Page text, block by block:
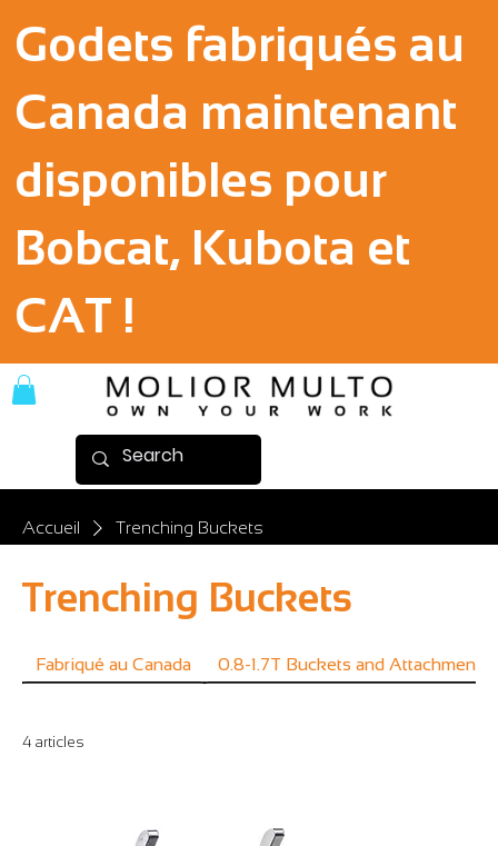
Godets fabriqués au
Canada maintenant
disponibles pour
Bobcat, Kubota et
CAT !
Accueil Trenching Buckets
Trenching Buckets
Fabriqué au Canada 0.8-1.7T Buckets and Attachments
4 articles